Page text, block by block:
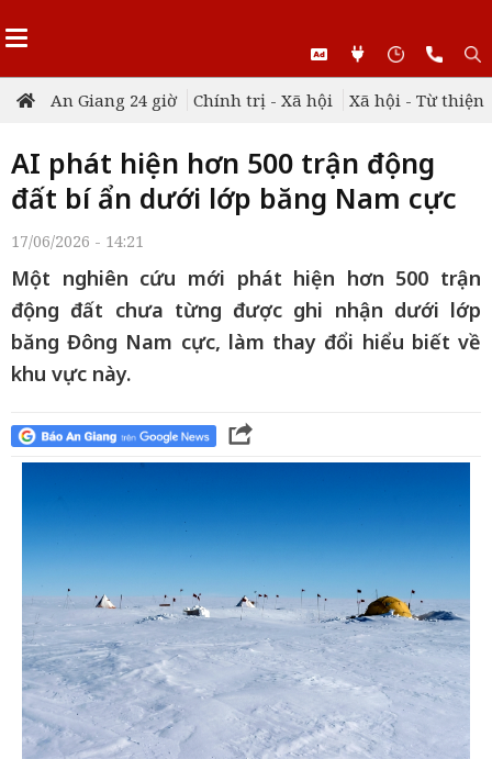
An Giang 24 giờ Chính trị - Xã hội Xã hội - Từ thiện
AI phát hiện hơn 500 trận động
đất bí ẩn dưới lớp băng Nam cực
17/06/2026 - 14:21
Một nghiên cứu mới phát hiện hơn 500 trận
động đất chưa từng được ghi nhận dưới lớp
băng Đông Nam cực, làm thay đổi hiểu biết về
khu vực này.